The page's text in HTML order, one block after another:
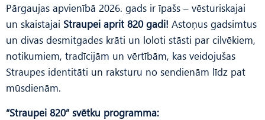
Pārgaujas apvienībā 2026. gads ir īpašs – vēsturiskajai
un skaistajai Straupei aprit 820 gadi! Astoņus gadsimtus
un divas desmitgades krāti un loloti stāsti par cilvēkiem,
notikumiem, tradīcijām un vērtībām, kas veidojušas
Straupes identitāti un raksturu no sendienām līdz pat
mūsdienām.
“Straupei 820” svētku programma: